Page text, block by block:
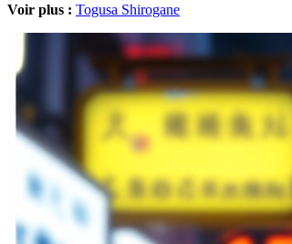
Voir plus : Togusa Shirogane